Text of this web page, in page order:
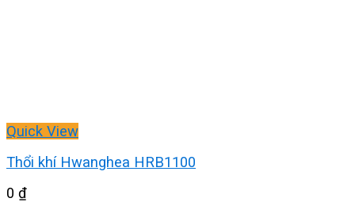
Quick View
Thổi khí Hwanghea HRB1100
0 ₫